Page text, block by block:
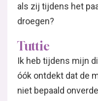
als zij tijdens het
droegen?
Tuttie
Ik heb tijdens mijn
óók ontdekt dat de
niet bepaald